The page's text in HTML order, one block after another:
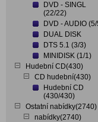
DVD - SINGL
(22/22)
DVD - AUDIO
DUAL DISK
DTS 5.1 (3/3)
MINIDISK (1/1)
Hudební CD(430)
CD hudební(430)
Hudební CD
(430/430)
Ostatní nabídky(2740)
nabídky(2740)